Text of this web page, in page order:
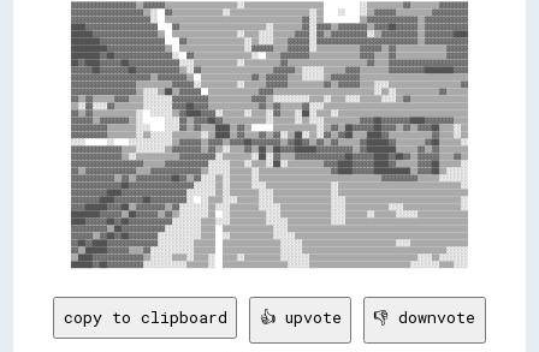
▓▓▓▓▓▓▓▓▓▓▓▓▓▓▓▓▓▓▒▒▓▓▓▓▓▓▒▒▒▒▒▒▒▒▒▒▒▒▒▒▒▒▒▒▒▒░░▒▒▒▒▒▒▒▒▒▒▒▒▒▒▒▒▒▒▒▒▒▒          ░░▒▒▒▒▒▒▒▒▒▒▓▓▒▒▒▒▒▒▒▒▓▓▓▓▓▓▓▓
▓▓▓▓▓▓▓▓▓▓▓▓▓▓▓▓▓▓▓▓▒▒░░  ▓▓▒▒▒▒▒▒▒▒▒▒▒▒▒▒░░▒▒▒▒▒▒▒▒▒▒▒▒▒▒▒▒▒▒▒▒▒▒░░▒▒    ░░    ░░▒▒▓▓▓▓▓▓▒▒▒▒▒▒▒▒▒▒▓▓▓▓▓▓▓▓▓▓
▓▓▓▓▓▓▓▓▓▓▓▓▓▓▓▓▓▓▓▓▓▓░░  ▒▒▒▒▒▒▒▒▒▒▒▒▒▒▒▒▒▒▒▒▒▒▒▒▒▒▒▒▒▒▒▒▒▒▒▒▒▒▓▓░░▒▒          ▒▒▓▓▓▓▓▓▓▓▓▓▓▓▓▓▒▒▓▓▓▓▓▓▓▓▓▓▓▓
████▓▓▓▓▓▓▓▓▓▓▓▓▓▓▓▓▓▓▓▓    ▓▓▒▒▒▒▒▒▒▒▒▒▒▒▒▒▒▒▒▒▒▒▒▒▒▒░░▒▒▒▒▒▒▒▒▓▓░░▓▓▓▓▒▒▓▓▓▓▓▓▓▓▒▒▓▓▓▓██▓▓▓▓▓▓▒▒▓▓▓▓▓▓▓▓▓▓▓▓
██████▓▓▓▓▓▓▓▓▓▓▓▓▓▓▓▓▓▓▒▒  ▒▒▒▒▒▒▒▒▒▒▒▒▒▒▒▒▒▒░░▒▒▒▒░░░░▒▒▒▒▒▒▓▓▓▓░░▓▓▒▒▓▓▓▓▓▓▓▓▓▓░░▒▒▓▓▓▓▓▓▓▓▓▓▒▒▓▓▓▓▓▓▓▓████
████████▓▓▓▓▓▓▓▓▓▓▓▓▓▓▓▓▓▓    ▓▓▒▒▒▒▒▒▒▒▒▒▒▒▒▒▒▒░░▒▒░░░░▒▒▒▒▓▓▓▓▓▓░░▓▓▓▓▓▓▓▓▓▓▓▓▓▓▓▓▓▓▓▓▓▓▓▓▓▓▓▓▒▒▓▓▓▓▓▓▓▓▓▓▓▓
██████████▓▓▓▓▓▓▓▓▓▓▓▓▓▓▓▓▒▒  ▒▒▒▒▒▒▒▒▒▒▒▒▒▒▒▒▒▒░░▓▓▓▓▓▓▒▒▒▒▓▓▓▓▓▓░░▒▒▒▒▒▒▒▒▒▒▒▒▓▓▓▓▓▓▒▒▓▓▒▒▒▒▒▒▒▒▒▒▒▒▒▒▓▓▓▓▓▓
████████▓▓██▓▓▓▓▓▓▓▓▓▓▓▓▓▓▓▓░░  ▓▓▒▒▒▒▒▒▒▒▒▒▒▒▒▒▒▒░░  ▒▒▒▒▓▓▓▓▓▓▓▓▒▒▒▒▒▒▒▒▒▒▒▒▒▒▓▓▓▓▒▒▒▒▓▓▒▒▒▒▒▒▒▒▒▒▒▒▒▒▓▓▓▓▓▓
██▓▓████▓▓▓▓▓▓██▓▓▓▓▓▓▓▓▓▓▓▓▓▓░░░░▒▒▒▒▒▒▒▒▒▒▒▒░░▒▒▒▒▒▒▒▒▒▒▓▓▒▒▒▒▒▒▒▒▒▒▒▒▒▒▒▒▒▒▒▒▒▒▓▓▒▒▒▒▓▓▓▓▓▓▓▓▓▓▓▓▓▓▓▓▓▓▓▓▓▓
▓▓▓▓▓▓██▓▓▓▓▓▓▓▓██▓▓▓▓▓▓▓▓▓▓▓▓▒▒░░▓▓▒▒▒▒▒▒▒▒▒▒▒▒▒▒▒▒▒▒▒▒▓▓▓▓▓▓▒▒░░░░░░▒▒▒▒▒▒▓▓▓▓▒▒▒▒▒▒▒▒▓▓▓▓▓▓▓▓▓▓████████▓▓▓▓
▓▓▓▓▓▓▓▓▓▓▓▓▓▓▓▓▓▓▓▓▓▓▒▒▓▓▓▓▓▓▓▓▒▒  ▒▒▒▒▒▒▒▒▒▒▒▒▒▒▓▓▒▒▓▓▓▓▓▓▒▒▒▒░░░░░░▒▒▓▓▓▓▓▓▓▓▒▒▒▒▒▒▒▒▒▒▒▒▒▒▒▒▒▒▒▒▒▒▒▒▒▒▒▒▒▒
▓▓▓▓▓▓▓▓▓▓▓▓▓▓▓▓▓▓▒▒▒▒▒▒▒▒▒▒▓▓▓▓▓▓░░▒▒▒▒▒▒▒▒▒▒░░▒▒▒▒▒▒▓▓▓▓▓▓▒▒▒▒▒▒▒▒▒▒▓▓▒▒▓▓▓▓▓▓▒▒▒▒░░░░▒▒▒▒▒▒▒▒▒▒▒▒▒▒▒▒▒▒▒▒▓▓
▓▓▓▓▓▓▓▓▓▓▓▓▓▓▓▓▓▓▒▒░░░░▒▒██▒▒▓▓▓▓▓▓  ▒▒▒▒▒▒▒▒▒▒▒▒▒▒▓▓▓▓▒▒▒▒▒▒▒▒▒▒▒▒▒▒▒▒▒▒▒▒▒▒▒▒▒▒▒▒░░▒▒░░▒▒▒▒▒▒▒▒▒▒▒▒▓▓▒▒▒▒▒▒
▓▓▒▒▓▓▒▒▒▒▒▒▓▓▓▓▒▒▒▒░░░░░░░░▓▓▓▓▓▓▓▓▓▓▒▒▒▒▒▒▒▒▒▒▒▒▓▓▓▓▒▒░░░░░░░░░░▒▒▒▒░░▒▒▒▒░░░░▒▒▒▒▒▒░░░░▒▒▓▓▒▒▒▒▒▒▒▒▒▒▒▒▒▒▒▒
▒▒░░▓▓░░░░▓▓▒▒▒▒▒▒▒▒░░░░░░░░▓▓▓▓██▓▓▓▓▒▒▒▒▒▒▒▒▒▒▒▒▒▒▓▓▒▒▓▓▒▒▒▒▒▒▓▓░░░░▒▒▒▒▒▒▒▒▒▒▒▒▒▒▒▒▒▒▒▒▒▒▒▒▒▒▒▒▒▒▒▒▒▒▒▒▒▒▒▒
▓▓▒▒▓▓▒▒▒▒▒▒▒▒▒▒▒▒░░  ░░░░░░▒▒▓▓████▓▓▓▓░░▒▒▒▒▒▒░░▒▒▒▒░░▓▓▒▒▒▒░░██░░▒▒▒▒░░▒▒▒▒▒▒▒▒▒▒▒▒▒▒▒▒▒▒▒▒▒▒▒▒▒▒▒▒▒▒▒▒▒▒▒▒
▓▓▓▓▓▓▒▒▓▓▓▓▓▓▓▓▒▒░░      ░░░░▓▓▒▒▓▓▓▓██▓▓▒▒▒▒▒▒▒▒▒▒▒▒░░▒▒▒▒▒▒░░▒▒░░░░▒▒▒▒▒▒▒▒▒▒▓▓▓▓██▓▓▓▓▓▓▓▓████▓▓▓▓▓▓▓▓▒▒▒▒
▓▓▓▓▓▓▓▓▓▓▒▒▒▒▒▒▒▒░░░░    ░░░░▓▓▒▒▓▓▒▒▒▒████▒▒▓▓▒▒      ▒▒▒▒▒▒▒▒▒▒▒▒░░▒▒▓▓▒▒██▓▓▓▓▓▓██▓▓▓▓▒▒▓▓▒▒▓▓▓▓██▒▒▒▒░░▒▒
▓▓▓▓▓▓▓▓▓▓▒▒▒▒▒▒▒▒░░▒▒░░░░░░▒▒▒▒▒▒▒▒░░▒▒████▒▒▓▓▒▒▒▒▓▓▒▒▓▓░░▒▒██░░▒▒░░▓▓▒▒▓▓██▒▒▒▒████▓▓▒▒▒▒▒▒▒▒▒▒▒▒▓▓▒▒▒▒░░▒▒
░░░░      ░░    ░░░░░░░░░░░░▒▒▓▓▓▓▓▓▒▒▓▓▓▓▒▒▓▓▓▓██▓▓▓▓▓▓▓▓▒▒▓▓██▓▓▒▒▓▓▒▒▓▓▒▒▒▒▒▒▓▓██████▓▓▒▒▒▒▒▒▒▒▓▓██▒▒▒▒▒▒░░
▓▓▓▓▓▓▓▓▓▓▓▓▓▓▒▒▒▒░░░░░░░░▒▒▓▓▓▓▓▓▓▓▒▒▓▓▒▒░░▒▒▒▒▓▓▒▒██▒▒██▓▓▓▓██████▓▓▓▓▓▓▓▓▓▓▒▒▓▓████████▒▒▒▒▒▒▓▓▒▒▓▓▒▒▒▒▒▒▒▒
▓▓▓▓▓▓▓▓▓▓▓▓▓▓▒▒░░▒▒▒▒▒▒▒▒▒▒▒▒▓▓▓▓▓▓▓▓▓▓░░▒▒▒▒▒▒▒▒░░██░░▓▓▒▒▒▒▓▓▓▓▓▓▓▓▓▓▓▓▓▓██▓▓▓▓▓▓████▓▓██▓▓▒▒▓▓▓▓▓▓▒▒▒▒▓▓▒▒
▓▓▓▓▓▓▓▓▓▓▓▓▓▓▓▓▓▓▓▓▒▒▒▒▒▒▓▓▓▓▓▓▓▓▓▓▓▓░░░░░░▒▒▒▒░░▒▒▒▒░░██░░▒▒▒▒▒▒▒▒▒▒▓▓▓▓████▓▓▓▓▓▓████▓▓▒▒▒▒▒▒▓▓▓▓██▒▒▒▒▒▒░░
▓▓▒▒▓▓▓▓▓▓▓▓▓▓▓▓▓▓▒▒▒▒▓▓▓▓▓▓▓▓▓▓▓▓▓▓▒▒░░░░░░▒▒▒▒▒▒░░▒▒▒▒▒▒▒▒▒▒▒▒▒▒▒▒▒▒▒▒▓▓████▓▓▓▓▓▓██████████▒▒▓▓▓▓██▒▒░░░░░░
▓▓▓▓▓▓▓▓▓▓▓▓▒▒▓▓▒▒▓▓▓▓▓▓▓▓▓▓██▓▓▒▒▓▓░░░░▒▒░░▒▒▒▒▒▒░░▒▒▒▒▒▒▒▒▒▒▒▒▒▒▒▒▒▒▒▒▒▒▒▒▒▒▒▒▒▒▒▒▒▒▓▓▓▓▓▓▓▓▓▓▒▒▒▒▒▒░░░░░░░░
▓▓▓▓▓▓▓▓▓▓▓▓▓▓██▓▓▓▓▓▓▓▓▓▓▓▓▓▓▓▓▓▓░░░░░░▒▒░░▒▒▒▒▒▒░░░░▒▒▒▒▒▒▒▒▒▒▒▒▒▒▒▒▒▒░░▒▒▒▒▒▒▒▒▒▒▒▒▒▒▒▒▒▒▒▒▒▒▒▒▒▒▒▒▒▒▒▒▒▒░░
▓▓▓▓▓▓▓▓▓▓████▓▓▓▓▓▓▓▓▓▓▓▓▓▓▓▓▓▓░░░░░░░░▒▒░░▒▒▒▒▒▒▒▒░░░░▒▒▒▒▒▒▒▒▒▒▒▒▒▒▒▒░░▒▒▒▒▒▒▒▒▒▒▒▒▒▒▒▒▒▒▒▒▒▒▒▒▒▒▒▒▒▒▒▒▒▒▒▒
▓▓▓▓▓▓▓▓████▓▓▓▓▓▓▓▓██▓▓▓▓▓▓▓▓▓▓░░  ░░▒▒▒▒░░░░▒▒▒▒▒▒░░░░▒▒▒▒▒▒▒▒▒▒▒▒▒▒▒▒░░░░▒▒▒▒▒▒▒▒▒▒▒▒▒▒▒▒▒▒▒▒▒▒▒▒▒▒▒▒▒▒▒▒░░
▓▓▓▓██████▓▓▓▓██▒▒▓▓▓▓▓▓▓▓▒▒▓▓░░░░░░░░▒▒░░░░▒▒▒▒▒▒▒▒░░░░░░▒▒▒▒▒▒▒▒▒▒▒▒▒▒░░░░▒▒▒▒▒▒▒▒▒▒▒▒░░░░▒▒▒▒▒▒▒▒▒▒▒▒▒▒▒▒░░
████████▓▓▓▓▓▓▒▒██▓▓▓▓▓▓▒▒▓▓▒▒░░░░░░░░▒▒  ░░▒▒▒▒▒▒▒▒▒▒░░░░▒▒▒▒▒▒▒▒▒▒▒▒▒▒░░░░▒▒▒▒▒▒░░▒▒▒▒▒▒░░░░░░▒▒▒▒▒▒▒▒▒▒▒▒▒▒
████▓▓▓▓▓▓██▓▓██▓▓▓▓▓▓▓▓▓▓▓▓░░░░░░░░▒▒▒▒░░░░▒▒▒▒▒▒▒▒▒▒░░░░░░▒▒▒▒▒▒▒▒▒▒▒▒░░░░▒▒▒▒▒▒▒▒▒▒▒▒▒▒▒▒▒▒▒▒▒▒▒▒▒▒▒▒▒▒▒▒▒▒
▓▓▓▓▓▓▓▓▓▓▒▒██▓▓▓▓▓▓▓▓▓▓▓▓░░░░░░░░░░▒▒▒▒  ▒▒▒▒▒▒▒▒▒▒▒▒▒▒░░░░▒▒▒▒▒▒▒▒▒▒▒▒▒▒▒▒▒▒▒▒▒▒▒▒▒▒▒▒▒▒▒▒▒▒▒▒▒▒▒▒▒▒▒▒▒▒▒▒▒▒
▓▓▓▓▓▓▒▒▓▓██▓▓██▓▓▓▓▓▓▓▓░░░░░░░░░░░░▒▒▒▒  ░░▒▒▒▒▒▒▒▒▒▒▒▒░░░░░░▒▒▒▒▒▒▒▒▒▒▒▒▒▒▒▒▒▒▒▒▒▒▒▒▒▒▒▒▒▒▒▒▒▒▒▒▒▒▒▒▒▒▒▒▒▒▒▒
▓▓██▓▓████▓▓▓▓▓▓▓▓▓▓▓▓▓▓░░░░░░░░░░▒▒▒▒▒▒  ▒▒▒▒▒▒▒▒▒▒▒▒▒▒▒▒░░░░░░▒▒▒▒▒▒▒▒▒▒▒▒▒▒▒▒▒▒▒▒▒▒▒▒▒▒░░░░▒▒▒▒▒▒▒▒▒▒▒▒▒▒▒▒
▓▓▒▒██████▓▓▓▓▓▓▒▒▒▒▓▓░░░░░░░░░░░░▒▒▒▒▒▒  ▒▒▒▒▒▒▒▒▒▒▒▒▒▒▒▒░░░░░░▒▒▒▒▒▒▒▒▒▒▒▒▒▒▒▒▒▒▒▒▒▒▒▒▒▒▒▒▒▒▒▒▒▒▒▒▒▒▒▒░░░░░░
▒▒████▓▓▓▓▓▓▓▓▓▓▓▓▓▓▒▒░░░░░░▒▒▒▒░░▒▒▒▒░░  ▒▒▒▒░░▒▒▒▒▒▒▒▒▒▒░░░░░░░░▒▒▒▒▒▒▒▒▒▒▒▒▒▒▒▒▒▒▒▒▒▒▒▒▒▒▒▒▒▒░░░░▒▒░░░░░░░░
copy to clipboard 👍 upvote 👎 downvote